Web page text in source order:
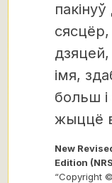
сясцёр,
імя,
больш
жыццё
New
Edition
“Copyright